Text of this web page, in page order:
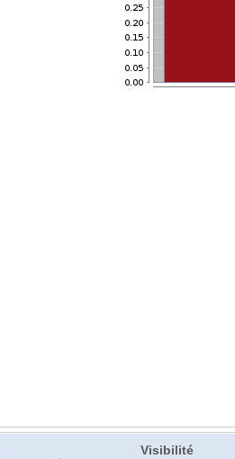
Visibilité